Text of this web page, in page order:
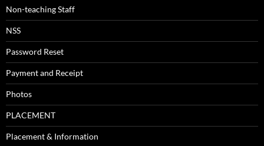
Non-teaching Staff
NSS
Password Reset
Payment and Receipt
Photos
PLACEMENT
Placement & Information